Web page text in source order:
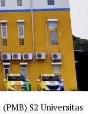
S2 Universitas